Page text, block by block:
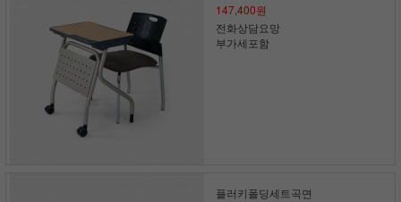
147,400원
전화상담요망
부가세포함
플러키폴딩세트곡면